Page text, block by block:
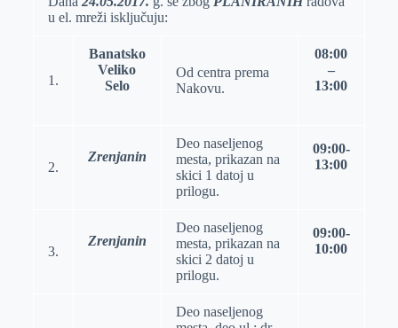
u el. mreži isklјučuju:
1.
Banatsko
Veliko
Selo
Od centra prema
Nakovu.
08:00
–
13:00
2.
Zrenjanin
Deo naselјenog
mesta, prikazan na
skici 1 datoj u
prilogu.
09:00-
13:00
3.
Zrenjanin
Deo naselјenog
mesta, prikazan na
skici 2 datoj u
prilogu.
09:00-
10:00
Deo naselјenog